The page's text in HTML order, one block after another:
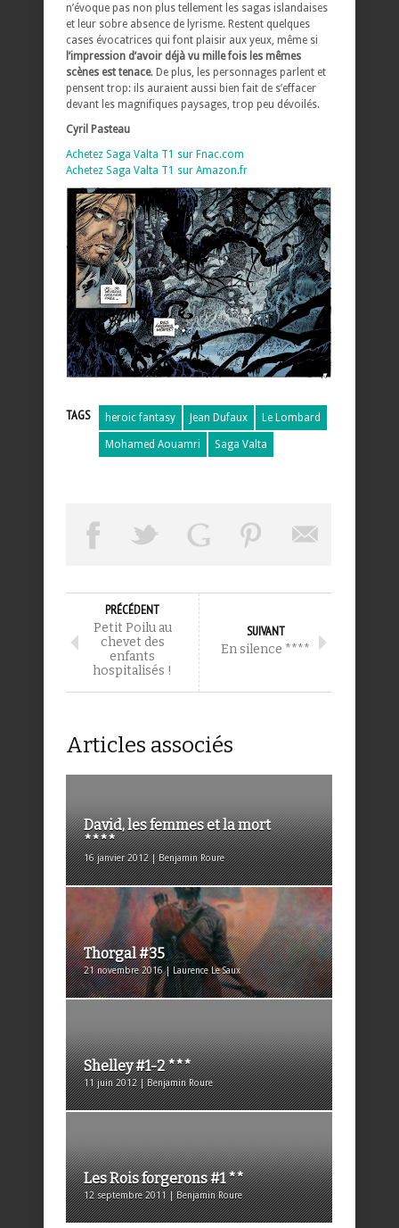
n’évoque pas non plus tellement les sagas islandaises
et leur sobre absence de lyrisme. Restent quelques
cases évocatrices qui font plaisir aux yeux, même si
l’impression d’avoir déjà vu mille fois les mêmes
scènes est tenace. De plus, les personnages parlent et
pensent trop: ils auraient aussi bien fait de s’effacer
devant les magnifiques paysages, trop peu dévoilés.
Cyril Pasteau
Achetez Saga Valta T1 sur Fnac.com
Achetez Saga Valta T1 sur Amazon.fr
TAGS heroic fantasy Jean Dufaux Le Lombard
Mohamed Aouamri Saga Valta
PRÉCÉDENT
Petit Poilu au
chevet des
enfants
hospitalisés !
SUIVANT
En silence ****
Articles associés
David, les femmes et la mort
****
16 janvier 2012 | Benjamin Roure
Thorgal #35
21 novembre 2016 | Laurence Le Saux
Shelley #1-2 ***
11 juin 2012 | Benjamin Roure
Les Rois forgerons #1 **
12 septembre 2011 | Benjamin Roure